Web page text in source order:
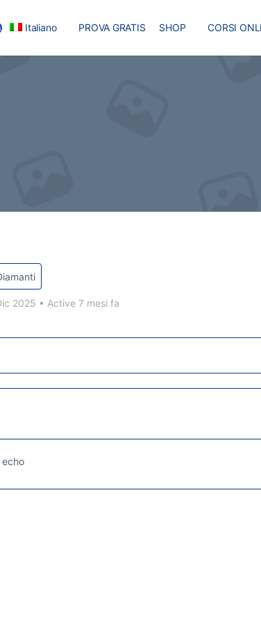
Italiano PROVA GRATIS SHOP CORSI
2025 • Active 7 mesi fa
echo